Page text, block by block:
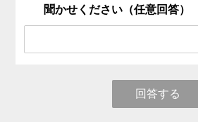
聞かせください（任意回答）
回答する